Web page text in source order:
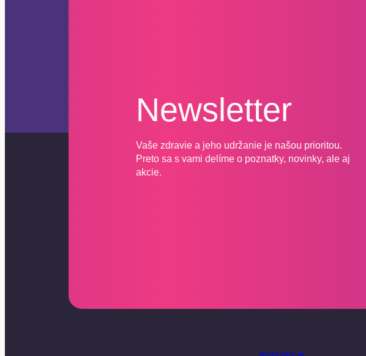
Newsletter
Vaše zdravie a jeho udržanie je našou prioritou.
Preto sa s vami delíme o poznatky, novinky, ale aj
akcie.